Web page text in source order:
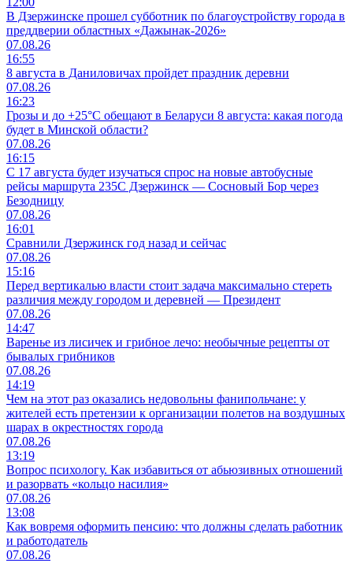
В Дзержинске прошел субботник по благоустройству города в
преддверии областных «Дажынак-2026»
07.08.26
16:55
8 августа в Даниловичах пройдет праздник деревни
07.08.26
16:23
Грозы и до +25°С обещают в Беларуси 8 августа: какая погода
будет в Минской области?
07.08.26
16:15
С 17 августа будет изучаться спрос на новые автобусные
рейсы маршрута 235С Дзержинск — Сосновый Бор через
Безодницу
07.08.26
16:01
Сравнили Дзержинск год назад и сейчас
07.08.26
15:16
Перед вертикалью власти стоит задача максимально стереть
различия между городом и деревней — Президент
07.08.26
14:47
Варенье из лисичек и грибное лечо: необычные рецепты от
бывалых грибников
07.08.26
14:19
Чем на этот раз оказались недовольны фанипольчане: у
жителей есть претензии к организации полетов на воздушных
шарах в окрестностях города
07.08.26
13:19
Вопрос психологу. Как избавиться от абьюзивных отношений
и разорвать «кольцо насилия»
07.08.26
13:08
Как вовремя оформить пенсию: что должны сделать работник
и работодатель
07.08.26